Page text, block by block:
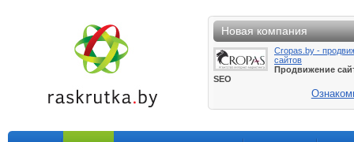
Новая компания
Cropas.by -
сайтов
Продвижение
SEO